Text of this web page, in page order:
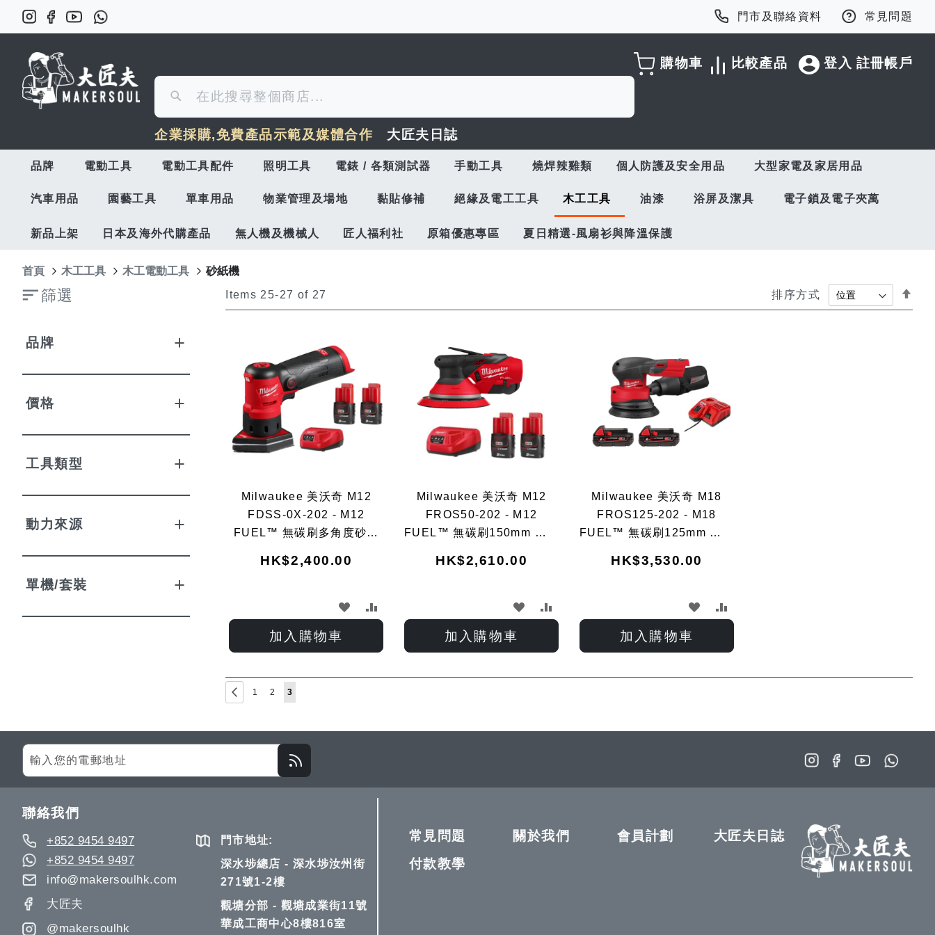
門市及聯絡資料 常見問題
登入 註冊帳戶
比較產品
購物車
尋
搜
尋
企業採購,免費產品示範及媒體合作 大匠夫日誌
品牌 電動工具 電動工具配件 照明工具 電錶 / 各類測試器 手動工具 燒焊辣雞類 個人防護及安全用品 大型家電及家居用品
汽車用品 園藝工具 單車用品 物業管理及場地 黏貼修補 絕緣及電工工具 木工工具 油漆 浴屏及潔具 電子鎖及電子夾萬
新品上架 日本及海外代購產品 無人機及機械人 匠人福利社 原箱優惠專區 夏日精選-風扇衫與降溫保護
首頁 木工工具 木工電動工具
砂紙機
Items 25-27 of 27 排序方式
Milwaukee 美沃奇 M12
FDSS-0X-202 - M12
FUEL™ 無碳刷多角度砂紙
套裝)
HK$2,400.00
加
願
望
加
比
較
加入購物車
Milwaukee 美沃奇 M12
FROS50-202 - M12
FUEL™ 無碳刷150mm 隨機
及充電器套裝)
HK$2,610.00
願
望
比
較
加入購物車
Milwaukee 美沃奇 M18
FROS125-202 - M18
FUEL™ 無碳刷125mm 隨機
及充電器套裝)
HK$3,530.00
願
望
比
較
加入購物車
Page
Page
Previous
Page
1 Page
2 You're currently reading page
3
篩選
品牌
價格
工具類型
動力來源
單機/套裝
Sign
Up
for
Our
聯絡我們
+852 9454 9497
+852 9454 9497
info@makersoulhk.com
大匠夫
@makersoulhk
門市地址:
深水埗總店 - 深水埗汝州街
271號1-2樓
觀塘分部 - 觀塘成業街11號
華成工商中心8樓816室
常見問題 關於我們 會員計劃
大匠夫日誌
付款教學